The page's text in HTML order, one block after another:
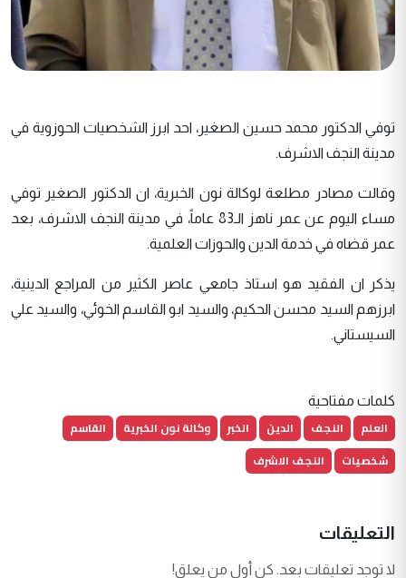
توفي الدكتور محمد حسين الصغير، احد ابرز الشخصيات الحوزوية في
مدينة النجف الاشرف.
وقالت مصادر مطلعة لوكالة نون الخبرية، ان الدكتور الصغير توفي
مساء اليوم عن عمر ناهز الـ83 عاماً، في مدينة النجف الاشرف، بعد
عمر قضاه في خدمة الدين والحوزات العلمية.
يذكر ان الفقيد هو استاذ جامعي عاصر الكثير من المراجع الدينية،
ابرزهم السيد محسن الحكيم، والسيد ابو القاسم الخوئي، والسيد علي
السيستاني.
كلمات مفتاحية
العلم النجف الدين الخبر وكالة نون الخبرية
القاسم
شخصيات
النجف الاشرف
التعليقات
لا توجد تعليقات بعد. كن أول من يعلق!